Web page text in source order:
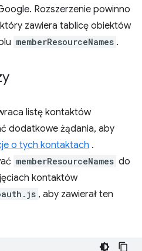
Rozszerzenie powinno
zawiera tablicę obiektów
memberResourceNames .
listę kontaktów
dodatkowe żądania, aby
o tych kontaktach .
memberResourceNames do
kontaktów
, aby zawierał ten